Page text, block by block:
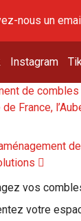
nous un
Instagram
vos
votre